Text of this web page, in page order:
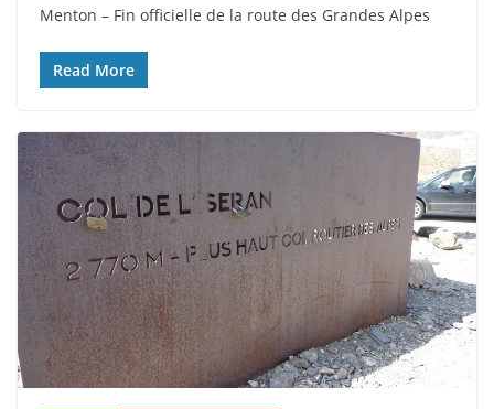
Menton – Fin officielle de la route des Grandes Alpes
Read More